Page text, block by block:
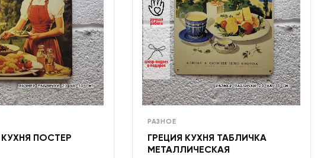
КУХНЯ ПОСТЕР
РАЗНОЕ
ГРЕЦИЯ КУХНЯ ТАБЛИЧКА
МЕТАЛЛИЧЕСКАЯ